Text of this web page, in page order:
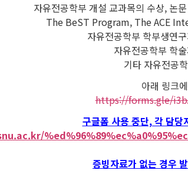
자유전공학부 개설 교과목의 수상, 논
The BeST Program, The ACE
자유전공학부 학부생연
자유전공학부 학
기타 자유전공
아래 링크
https://forms.gle/
구글폼 사용 중단, 각 담당
증빙자료가 없는 경우